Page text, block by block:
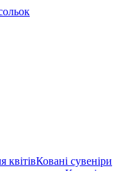
квітівКовані сувеніри